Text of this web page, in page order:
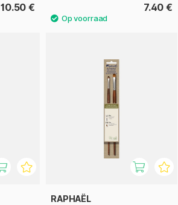
10.50 € 7.40 €
RAPHAËL